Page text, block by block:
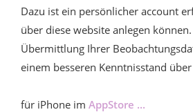
Dazu ist ein persönlicher account
über diese website anlegen
Übermittlung Ihrer
einem besseren Kenntnisstand
für iPhone im AppStore ...